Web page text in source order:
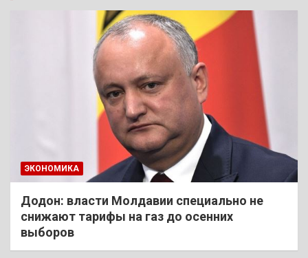
ЭКОНОМИКА
Додон: власти Молдавии специально не
снижают тарифы на газ до осенних
выборов